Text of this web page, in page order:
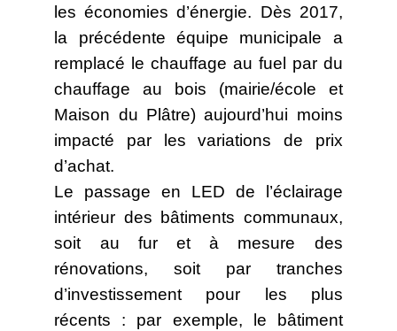
les économies d’énergie. Dès 2017,
la précédente équipe municipale a
remplacé le chauffage au fuel par du
chauffage au bois (mairie/école et
Maison du Plâtre) aujourd’hui moins
impacté par les variations de prix
d’achat.
Le passage en LED de l’éclairage
intérieur des bâtiments communaux,
soit au fur et à mesure des
rénovations, soit par tranches
d’investissement pour les plus
récents : par exemple, le bâtiment